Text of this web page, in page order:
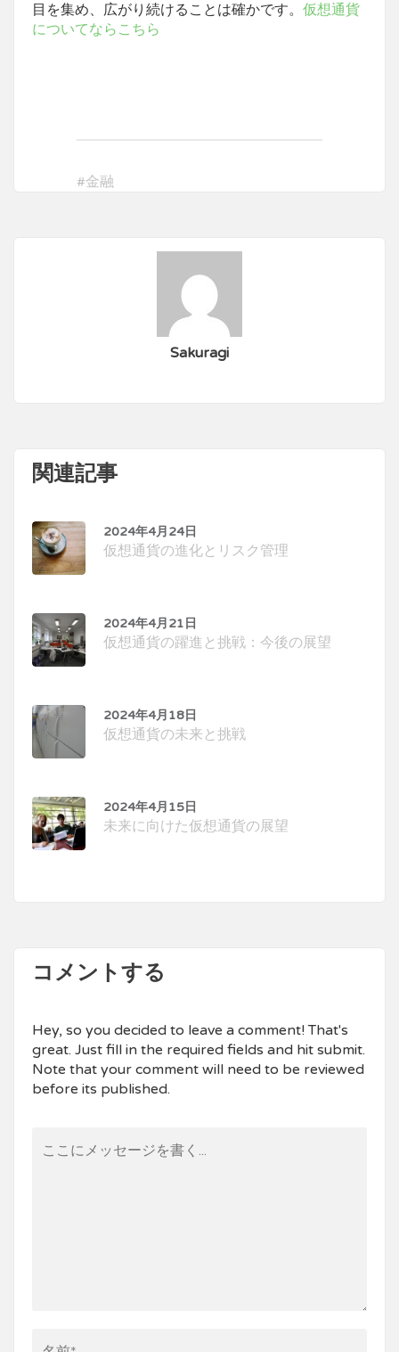
目を集め、広がり続けることは確かです。 仮想通貨
についてならこちら
#金融
Sakuragi
関連記事
2024年4月24日
仮想通貨の進化とリスク管理
2024年4月21日
仮想通貨の躍進と挑戦：今後の展望
2024年4月18日
仮想通貨の未来と挑戦
2024年4月15日
未来に向けた仮想通貨の展望
コメントする
Hey, so you decided to leave a comment! That's
great. Just fill in the required fields and hit submit.
Note that your comment will need to be reviewed
before its published.